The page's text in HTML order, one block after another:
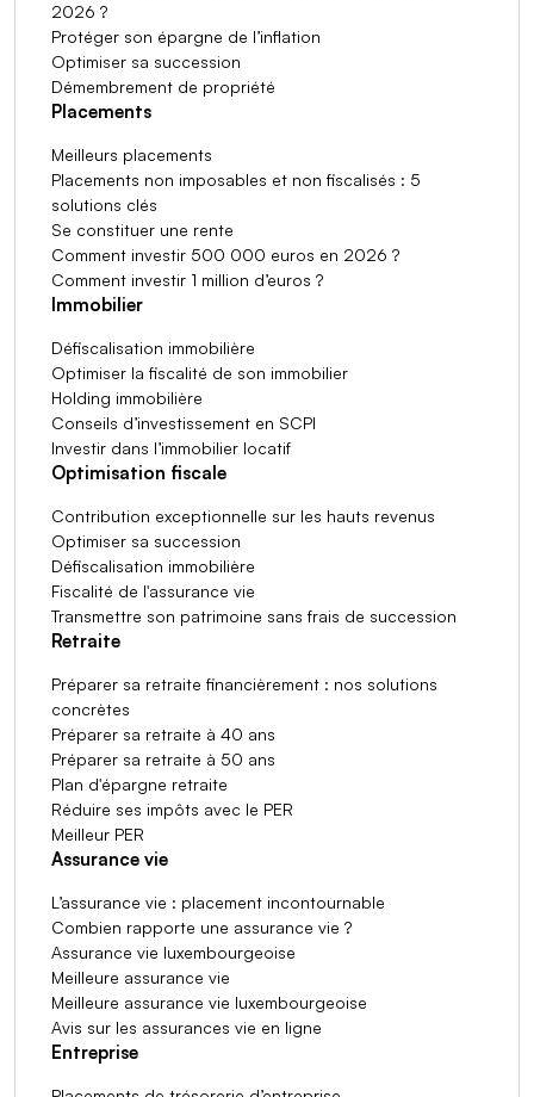
2026 ?
Protéger son épargne de l’inflation
Optimiser sa succession
Démembrement de propriété
Placements
Meilleurs placements
Placements non imposables et non fiscalisés : 5
solutions clés
Se constituer une rente
Comment investir 500 000 euros en 2026 ?
Comment investir 1 million d’euros ?
Immobilier
Défiscalisation immobilière
Optimiser la fiscalité de son immobilier
Holding immobilière
Conseils d’investissement en SCPI
Investir dans l’immobilier locatif
Optimisation fiscale
Contribution exceptionnelle sur les hauts revenus
Optimiser sa succession
Défiscalisation immobilière
Fiscalité de l'assurance vie
Transmettre son patrimoine sans frais de succession
Retraite
Préparer sa retraite financièrement : nos solutions
concrètes
Préparer sa retraite à 40 ans
Préparer sa retraite à 50 ans
Plan d'épargne retraite
Réduire ses impôts avec le PER
Meilleur PER
Assurance vie
L’assurance vie : placement incontournable
Combien rapporte une assurance vie ?
Assurance vie luxembourgeoise
Meilleure assurance vie
Meilleure assurance vie luxembourgeoise
Avis sur les assurances vie en ligne
Entreprise